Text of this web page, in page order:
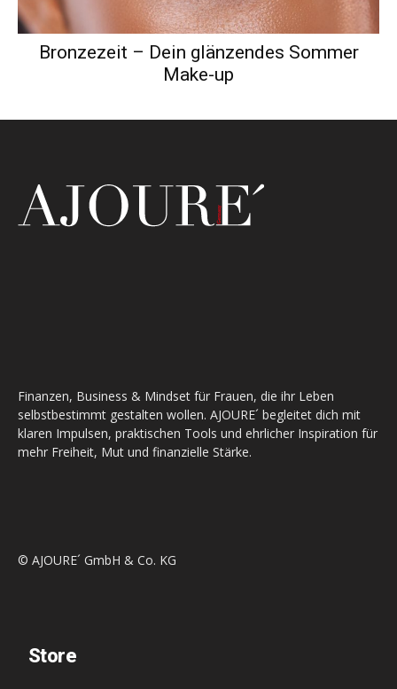
Bronzezeit – Dein glänzendes Sommer
Make-up
Finanzen, Business & Mindset für Frauen, die ihr Leben
selbstbestimmt gestalten wollen. AJOURE´ begleitet dich mit
klaren Impulsen, praktischen Tools und ehrlicher Inspiration für
mehr Freiheit, Mut und finanzielle Stärke.
© AJOURE´ GmbH & Co. KG
Store